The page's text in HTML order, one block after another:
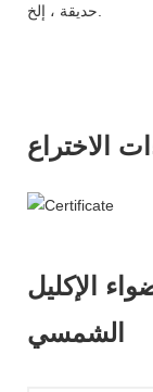
الاختراع
الإكليل
الشمسي